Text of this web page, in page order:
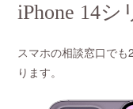
iPhone 14シ
スマホの相談窓口で
ります。